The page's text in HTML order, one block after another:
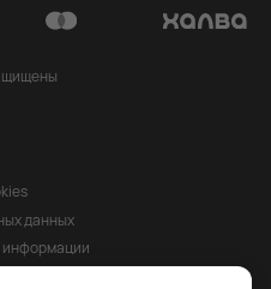
данных
информации